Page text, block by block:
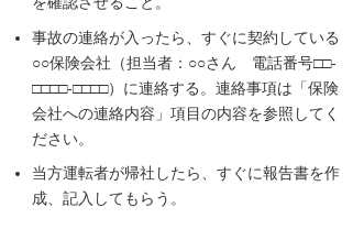
事故の連絡が入ったら、すぐに契約している
○○保険会社（担当者：○○さん 電話番号□□-
□□□□-□□□□）に連絡する。連絡事項は「保険
会社への連絡内容」項目の内容を参照してく
ださい。
当方運転者が帰社したら、すぐに報告書を作
成、記入してもらう。